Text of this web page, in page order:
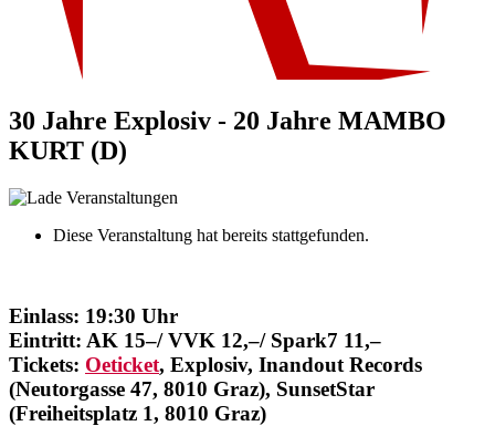
30 Jahre Explosiv - 20 Jahre MAMBO
KURT (D)
Diese Veranstaltung hat bereits stattgefunden.
Einlass: 19:30 Uhr
Eintritt: AK 15–/ VVK 12,–/ Spark7 11,–
Tickets: Oeticket, Explosiv, Inandout Records
(Neutorgasse 47, 8010 Graz), SunsetStar
(Freiheitsplatz 1, 8010 Graz)